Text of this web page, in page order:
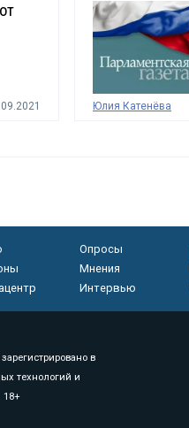
Юлия Катенёва
Опросы
Мнения
Интервью
в
технологий и
18+